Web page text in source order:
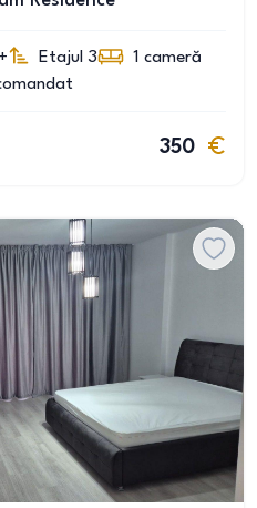
Etajul 3 1 cameră
350